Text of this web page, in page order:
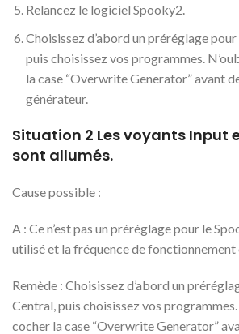
Relancez le logiciel Spooky2.
Choisissez d’abord un préréglage
puis choisissez vos programmes.
la case “Overwrite Generator” avant
générateur.
Situation 2 Les voyants Input
sont allumés.
Cause possible :
A : Ce n’est pas un préréglage pour le
utilisé et la fréquence de fonctionnement
Remède : Choisissez d’abord un
Central, puis choisissez vos
cocher la case “Overwrite Generator”